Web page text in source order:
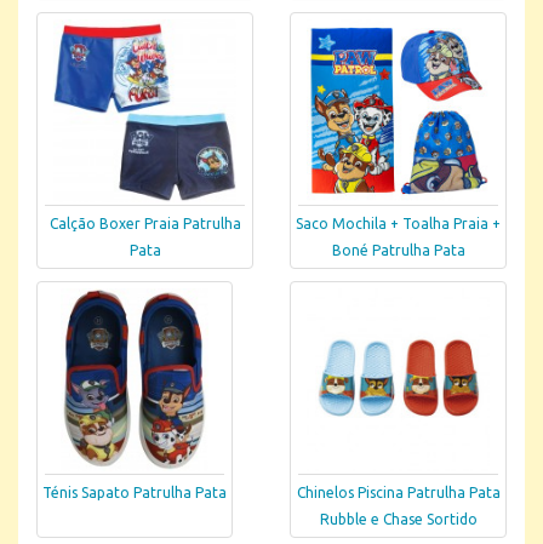
Calção Boxer Praia Patrulha
Pata
Saco Mochila + Toalha Praia +
Boné Patrulha Pata
Ténis Sapato Patrulha Pata
Chinelos Piscina Patrulha Pata
Rubble e Chase Sortido